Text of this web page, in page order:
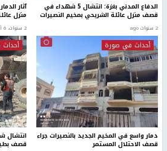
الدفاع المدني بغزة: انتشال 5 شهداء في
قصف منزل عائلة الشريحي بمخيم النصيرات
2 سنوات ago
آثار
منزل
2 سنوات، 6 أشهر ago
أحداث في صورة
دمار واسع في المخيم الجديد بالنصيرات جراء
قصف الاحتلال المستمر
انتشال
قصف